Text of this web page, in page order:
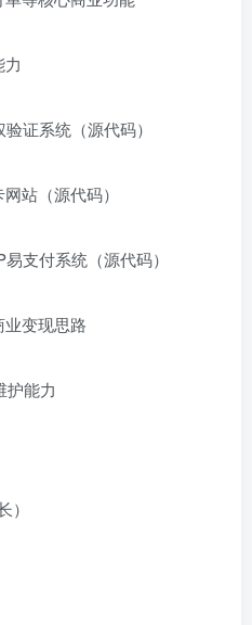
证系统（源代码）
站（源代码）
支付系统（源代码）
变现思路
护能力